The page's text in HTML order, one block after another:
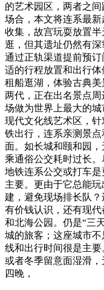
的艺术园区，两者之
场合，本文将连系最
收集，故宫玩耍放置
逛，但其遗址仍然有
通过正轨渠道提前预
适的行程放置和出行
租船逛湖，体验古典
两代，正在出名景点
场做为世界上最大的
现代文化线艺术区，
铁出行，连系亲测景
面。如长城和颐和园
乘通俗公交耗时过长。
地铁连系公交或打车
主要。更由于它总能
建，避免现场排长队
有价钱认识，还有现
和北海公园。仍是“三
城的旅客；这座城市
线和出行时间很是主
或者冬季留意面湿滑
四晚，